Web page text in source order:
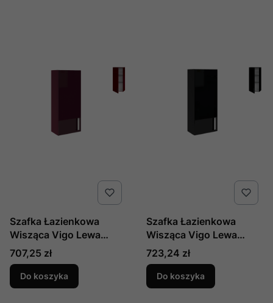
Szafka Łazienkowa
Wisząca Vigo Lewa
Aubergine
Cena
707,25 zł
Do koszyka
Szafka Łazienkowa
Wisząca Vigo Lewa
Black
Cena
723,24 zł
Do koszyka